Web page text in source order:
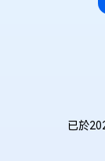
已於